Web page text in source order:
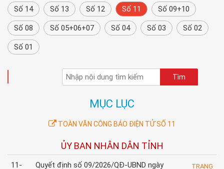
Số 14 Số 13 Số 12 Số 11 Số 09+10
Số 08 Số 05+06+07 Số 04 Số 03 Số 02
Số 01
MỤC LỤC
TOÀN VĂN CÔNG BÁO ĐIỆN TỬ SỐ 11
ỦY BAN NHÂN DÂN TỈNH
11-
Quyết định số 09/2026/QĐ-UBND ngày
TRANG